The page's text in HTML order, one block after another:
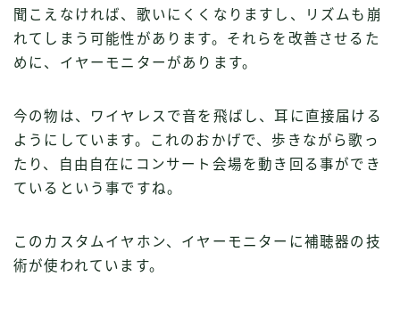
聞こえなければ、歌いにくくなりますし、リズムも崩
れてしまう可能性があります。それらを改善させるた
めに、イヤーモニターがあります。
今の物は、ワイヤレスで音を飛ばし、耳に直接届ける
ようにしています。これのおかげで、歩きながら歌っ
たり、自由自在にコンサート会場を動き回る事ができ
ているという事ですね。
このカスタムイヤホン、イヤーモニターに補聴器の技
術が使われています。